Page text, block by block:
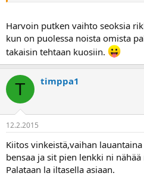
Harvoin putken vaihto seoksia
kun on puolessa noista omista
takaisin tehtaan kuosiin.
T timppa1
12.2.2015
Kiitos vinkeistä,vaihan
bensaa ja sit pien lenkki ni
Palataan la iltasella asiaan.